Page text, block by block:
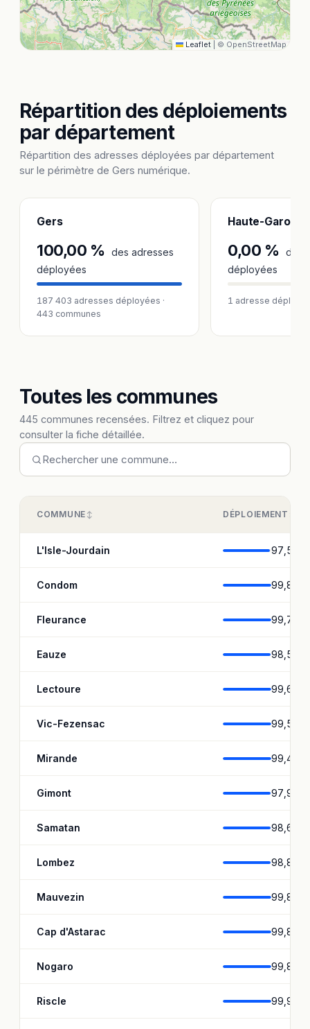
Leaflet © OpenStreetMap
Répartition des déploiements
par département
Répartition des adresses déployées par département
sur le périmètre de Gers numérique.
Gers
100,00 % des adresses
déployées
187 403 adresses déployées ·
443 communes
Haute-Garonne
0,00 % des
déployées
1 adresse
Toutes les communes
445 communes recensées. Filtrez et cliquez pour
consulter la fiche détaillée.
COMMUNE DÉPLOIEMENT
L'Isle-Jourdain 97,5 %
Condom 99,8 %
Fleurance 99,7 %
Eauze 98,5 %
Lectoure 99,6 %
Vic-Fezensac 99,5 %
Mirande 99,4 %
Gimont 97,9 %
Samatan 98,6 %
Lombez 98,8 %
Mauvezin 99,8 %
Cap d'Astarac 99,8 %
Nogaro 99,8 %
Riscle 99,9 %